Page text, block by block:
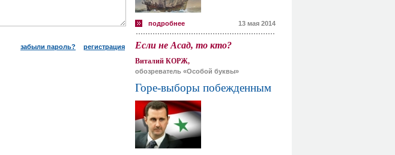
забыли пароль? регистрация
подробнее 13 мая 2014
Если не Асад, то кто?
Виталий КОРЖ,
обозреватель «Особой буквы»
Горе-выборы побежденным